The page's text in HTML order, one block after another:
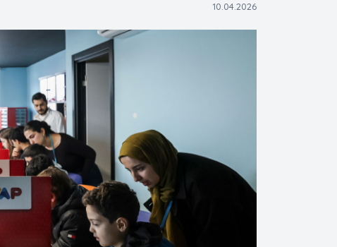
10.04.2026